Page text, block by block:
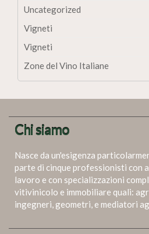
Uncategorized
Vigneti
Vigneti
Zone del Vino Italiane
Chi siamo
Nasce da un'esigenza
parte di cinque professionisti con
lavoro e con specializzazioni
vitivinicolo e immobiliare quali:
ingegneri, geometri, e mediatori